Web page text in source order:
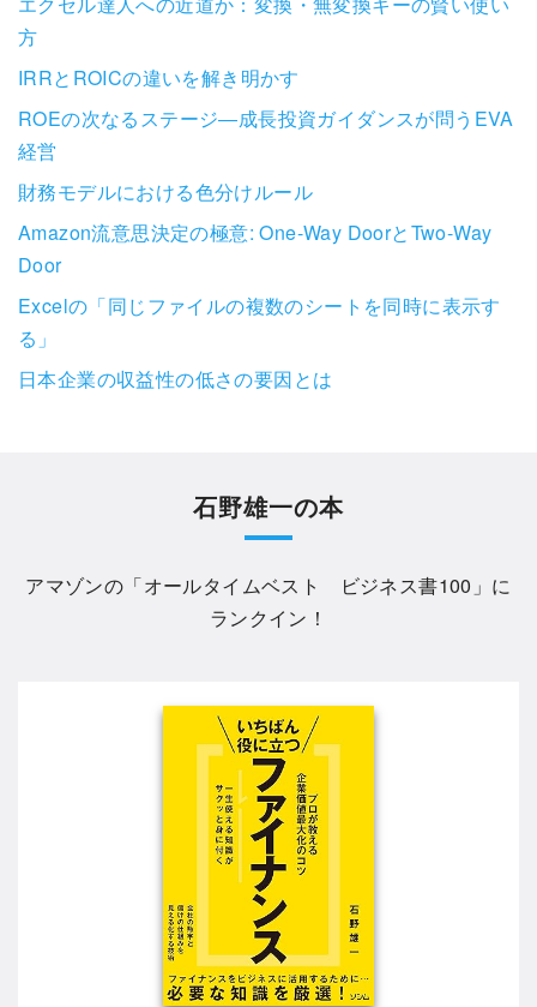
方
IRRとROICの違いを解き明かす
ROEの次なるステージ―成長投資ガイダンスが問うEVA
経営
財務モデルにおける色分けルール
Amazon流意思決定の極意: One-Way DoorとTwo-Way
Door
Excelの「同じファイルの複数のシートを同時に表示す
る」
日本企業の収益性の低さの要因とは
石野雄一の本
アマゾンの「オールタイムベスト ビジネス書100 」に
ランクイン！